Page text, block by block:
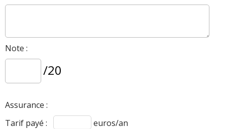
Note :
/20
Assurance :
Tarif payé :
euros/an